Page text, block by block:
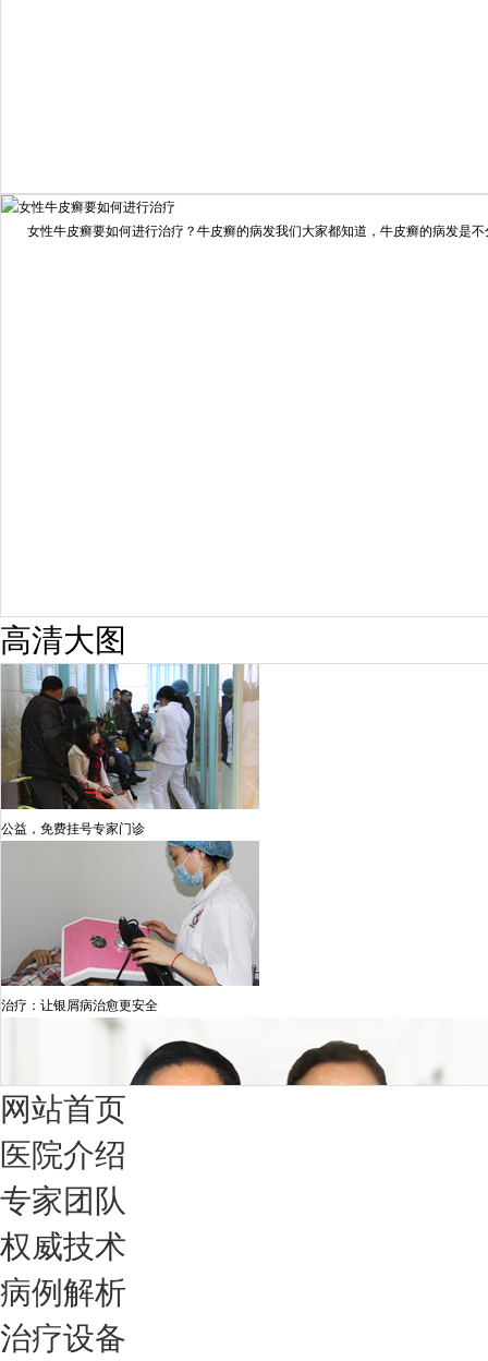
我要咨询 我要预约
女性牛皮癣要如何进行治疗？牛皮癣的病发我们大家都知道，牛皮癣的病发是不
高清大图
公益，免费挂号专家门诊
治疗：让银屑病治愈更安全
我们只治银屑病，我们在成都坐诊
网站首页
医院介绍
专家团队
权威技术
病例解析
治疗设备